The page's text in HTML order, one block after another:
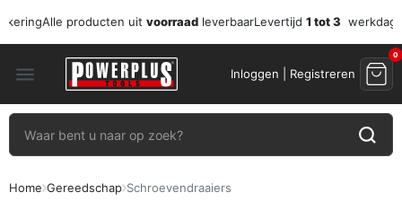
Alle producten uit voorraad leverbaarLevertijd 1 tot 3
menu Inloggen | Registreren
0
Home Gereedschap Schroevendraaiers